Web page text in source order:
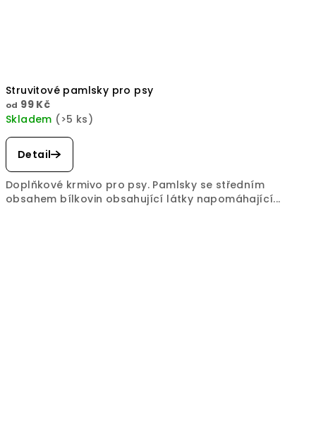
Struvitové pamlsky pro psy
od 99 Kč
Skladem (>5 ks)
hodnocení
produktu
je
3,8
z
Detail
Doplňkové krmivo pro psy. Pamlsky se středním
obsahem bílkovin obsahující látky napomáhající...